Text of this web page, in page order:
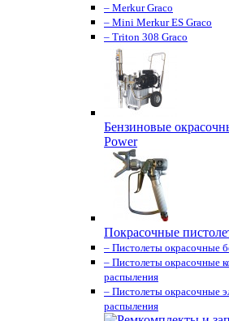
– Merkur Graco
– Mini Merkur ES Graco
– Triton 308 Graco
Бензиновые
Power
Покрасочные
– Пистолеты окрасочные
– Пистолеты окрасочные
распыления
– Пистолеты окрасочные
распыления